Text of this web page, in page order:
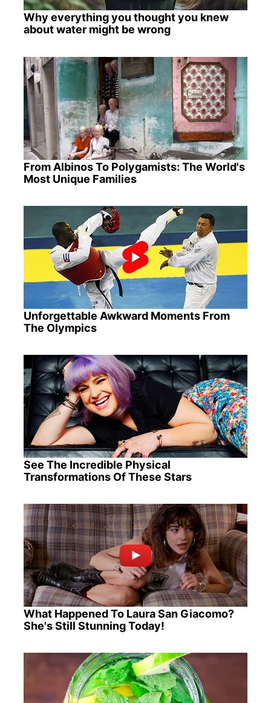
Why everything you thought you knew
about water might be wrong
From Albinos To Polygamists: The World's
Most Unique Families
Unforgettable Awkward Moments From
The Olympics
See The Incredible Physical
Transformations Of These Stars
What Happened To Laura San Giacomo?
She's Still Stunning Today!